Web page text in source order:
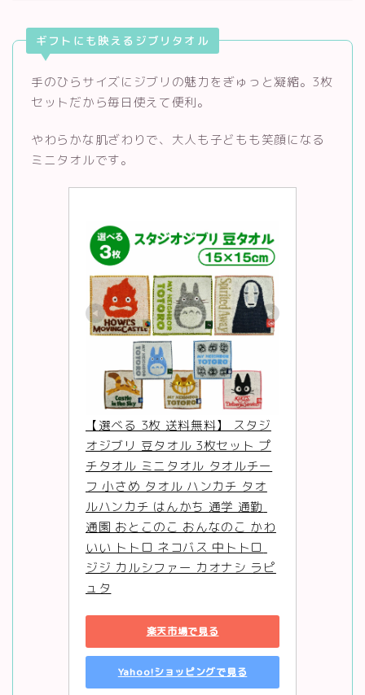
ギフトにも映えるジブリタオル
手のひらサイズにジブリの魅力をぎゅっと凝縮。3枚
セットだから毎日使えて便利。
やわらかな肌ざわりで、大人も子どもも笑顔になる
ミニタオルです。
【選べる 3枚 送料無料】 スタジ
オジブリ 豆タオル 3枚セット プ
チタオル ミニタオル タオルチー
フ 小さめ タオル ハンカチ タオ
ルハンカチ はんかち 通学 通勤
通園 おとこのこ おんなのこ かわ
いい トトロ ネコバス 中トトロ
ジジ カルシファー カオナシ ラピ
ュタ
楽天市場で見る
Yahoo!ショッピングで見る